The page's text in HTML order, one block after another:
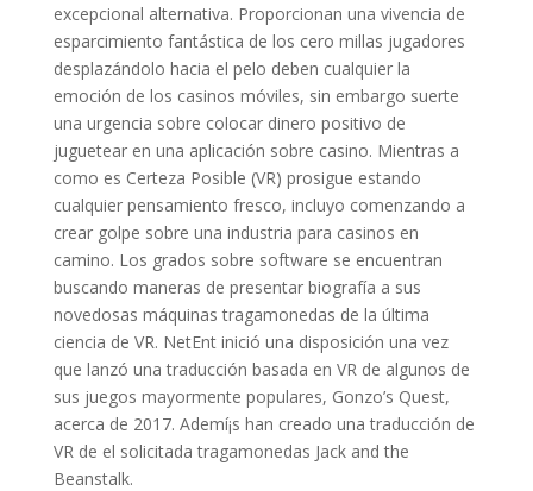
excepcional alternativa. Proporcionan una vivencia de
esparcimiento fantástica de los cero millas jugadores
desplazándolo hacia el pelo deben cualquier la
emoción de los casinos móviles, sin embargo suerte
una urgencia sobre colocar dinero positivo de
juguetear en una aplicación sobre casino. Mientras a
como es Certeza Posible (VR) prosigue estando
cualquier pensamiento fresco, incluyo comenzando a
crear golpe sobre una industria para casinos en
camino. Los grados sobre software se encuentran
buscando maneras de presentar biografía a sus
novedosas máquinas tragamonedas de la última
ciencia de VR. NetEnt inició una disposición una vez
que lanzó una traducción basada en VR de algunos de
sus juegos mayormente populares, Gonzo’s Quest,
acerca de 2017. Ademí¡s han creado una traducción de
VR de el solicitada tragamonedas Jack and the
Beanstalk.